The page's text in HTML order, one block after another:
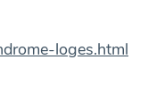
loges.html